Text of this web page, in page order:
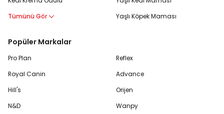
Tümünü Gör
Yaşlı Köpek Maması
Popüler Markalar
Pro Plan
Royal Canin
Hill's
N&D
Reflex
Advance
Orijen
Wanpy